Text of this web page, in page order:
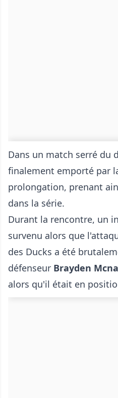
Dans un match serré du
finalement emporté par
prolongation, prenant
dans la série.
Durant la rencontre, un
survenu alors que
des Ducks a été
défenseur Brayden
alors qu'il était en